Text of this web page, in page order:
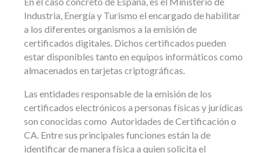
Industria, Energía y Turismo el encargado de habilitar
a los diferentes organismos a la emisión de
certificados digitales. Dichos certificados pueden
estar disponibles tanto en equipos informáticos como
almacenados en tarjetas criptográficas.
Las entidades responsable de la emisión de los
certificados electrónicos a personas físicas y jurídicas
son conocidas como Autoridades de Certificación o
CA. Entre sus principales funciones están la de
identificar de manera física a quien solicita el